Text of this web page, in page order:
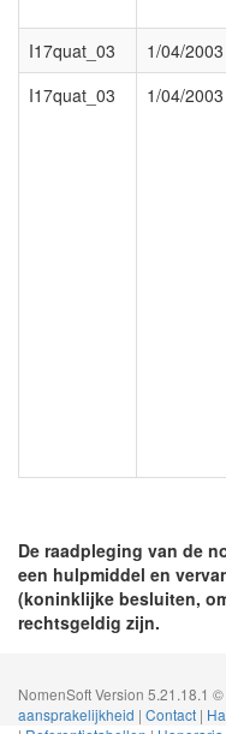
I17quat_03
1/04/2003
I17quat_03
1/04/2003
De raadpleging van de
een hulpmiddel en
(koninklijke besluiten,
rechtsgeldig zijn.
NomenSoft Version 5.21.18.1
aansprakelijkheid | Contact |